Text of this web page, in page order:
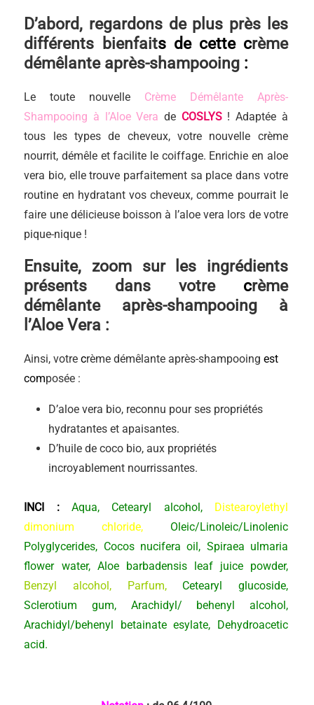
D’abord, regardons de plus près les
différents bienfaits de cette crème
démêlante après-shampooing :
Le toute nouvelle Crème Démêlante Après-
Shampooing à l’Aloe Vera de COSLYS! Adaptée à
tous les types de cheveux, votre nouvelle crème
nourrit, démêle et facilite le coiffage. Enrichie en aloe
vera bio, elle trouve parfaitement sa place dans votre
routine en hydratant vos cheveux, comme pourrait le
faire une délicieuse boisson à l’aloe vera lors de votre
pique-nique !
Ensuite, zoom sur les ingrédients
présents dans votre crème
démêlante après-shampooing à
l’Aloe Vera :
Ainsi, votrecrème démêlante après-shampooingest
composée :
D’aloe vera bio, reconnu pour ses propriétés
hydratantes et apaisantes.
D’huile de coco bio, aux propriétés
incroyablement nourrissantes.
INCI : Aqua, Cetearyl alcohol,
Distearoylethyl
dimonium chloride,
Oleic/Linoleic/Linolenic
Polyglycerides, Cocos nucifera oil, Spiraea ulmaria
flower water, Aloe barbadensis leaf juice powder,
Benzyl alcohol, Parfum,
Cetearyl glucoside,
Sclerotium gum, Arachidyl/ behenyl alcohol,
Arachidyl/behenyl betainate esylate, Dehydroacetic
acid.